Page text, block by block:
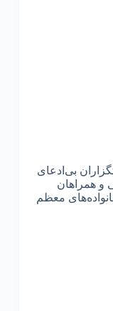
بی‌ادعای
و همراهان
معظم